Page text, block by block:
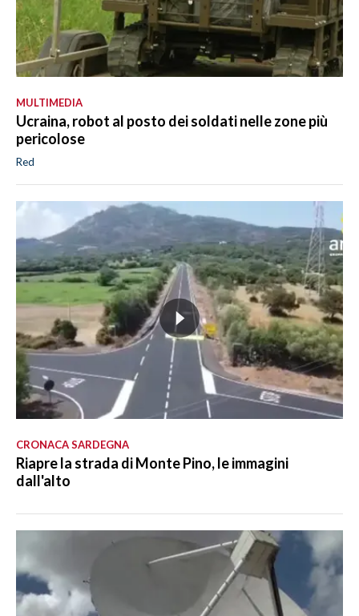
MULTIMEDIA
Ucraina, robot al posto dei soldati nelle zone più
pericolose
Red
CRONACA SARDEGNA
Riapre la strada di Monte Pino, le immagini
dall'alto